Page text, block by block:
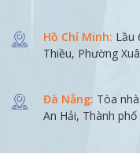
Hồ Chí Minh: Lầu
Thiều, Phường
Đà Nẵng: Tòa
An Hải, Thành